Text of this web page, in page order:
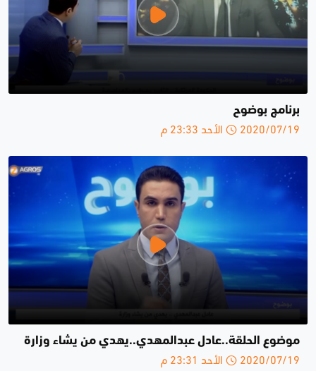
برنامج بوضوح
2020/07/19 الأحد 23:33 م
موضوع الحلقة..عادل عبدالمهدي..يهدي من يشاء وزارة
2020/07/19 الأحد 23:31 م